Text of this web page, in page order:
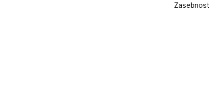
Zasebnost